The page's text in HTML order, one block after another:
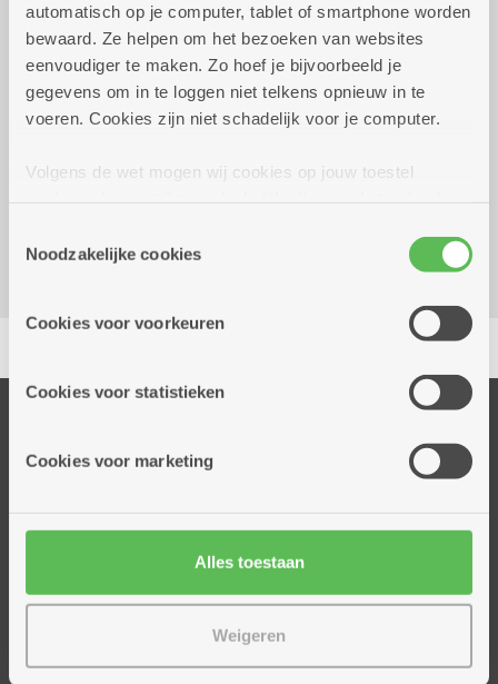
automatisch op je computer, tablet of smartphone worden
bewaard. Ze helpen om het bezoeken van websites
eenvoudiger te maken. Zo hoef je bijvoorbeeld je
gegevens om in te loggen niet telkens opnieuw in te
voeren. Cookies zijn niet schadelijk voor je computer.
Volgens de wet mogen wij cookies op jouw toestel
cookies hebben we jouw toestemming nodig. Sommige
cookies worden geplaatst door derde partijen die een
informatie over jouw (geanonimiseerd) gebruik van onze
partners kunnen deze gegevens combineren met andere
Noodzakelijke cookies
Cookies voor voorkeuren
Cookies voor statistieken
Cookies voor marketing
Alles toestaan
Weigeren
maandag 12 oktober
2026
14.00 uur tot 17.00
uur
Gratis
2600 Berchem
Delen
Thuisdiensten
Assistentiewoningen
Woonzorgcentra
Onze innovaties